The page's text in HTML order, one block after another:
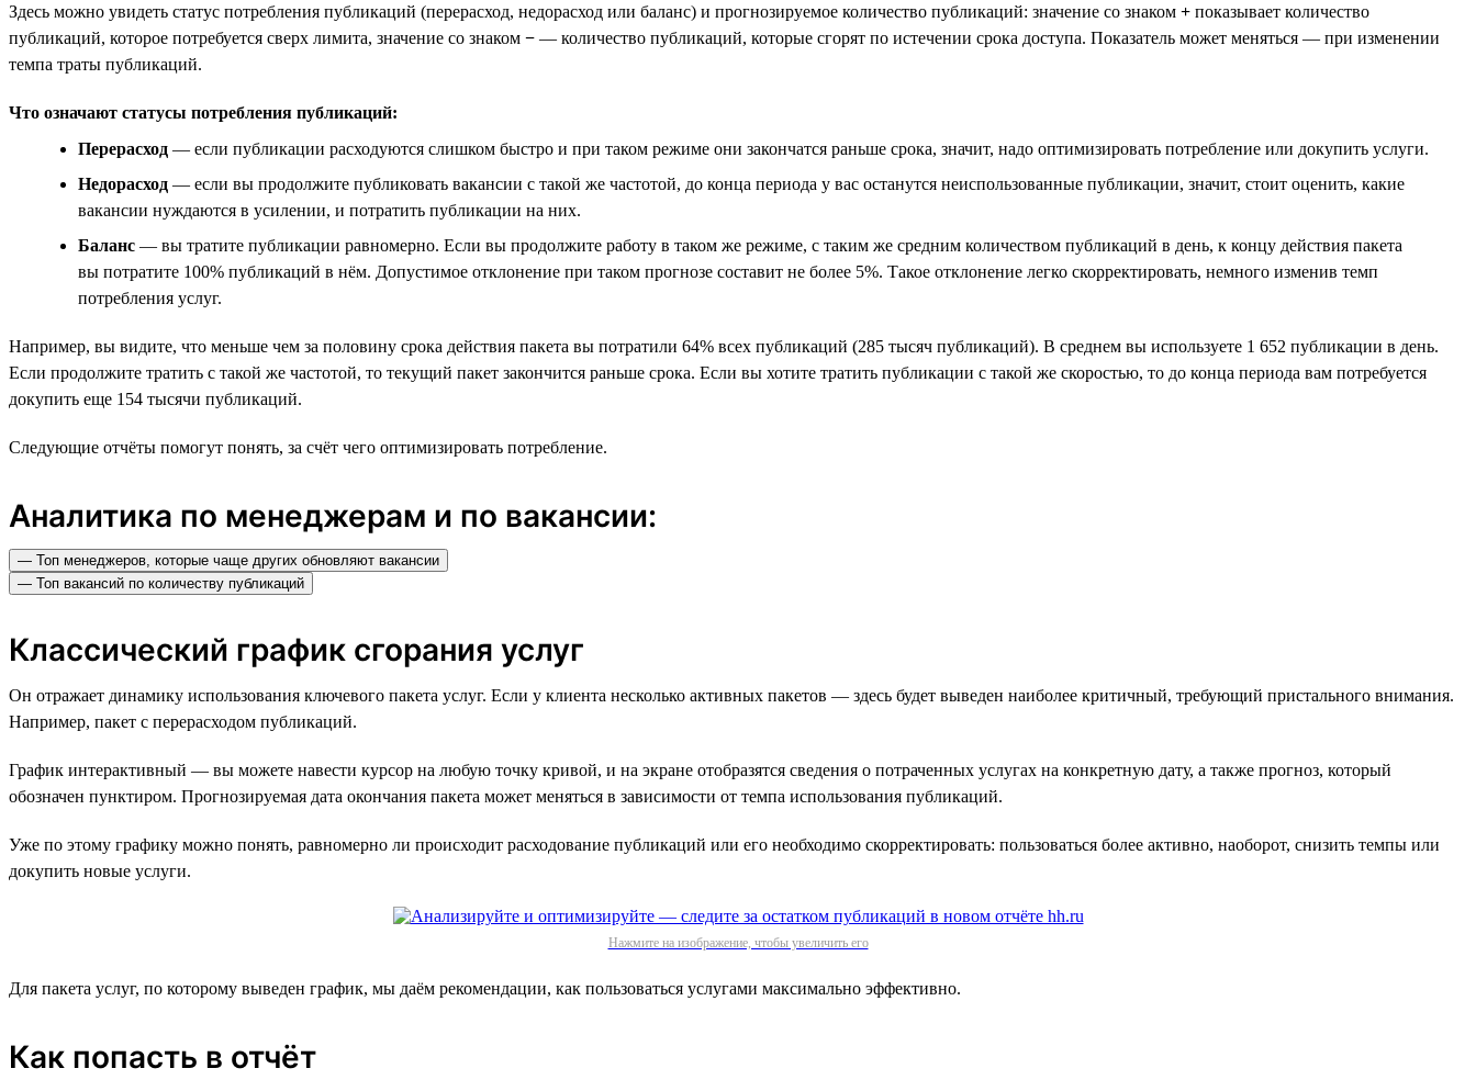
Здесь можно увидеть статус потребления публикаций (перерасход, недорасход или баланс) и прогнозируемое количество публикаций: значение со знаком + показывает количество
публикаций, которое потребуется сверх лимита, значение со знаком − — количество публикаций, которые сгорят по истечении срока доступа. Показатель может меняться — при изменении
темпа траты публикаций.
Что означают статусы потребления публикаций:
Перерасход — если публикации расходуются слишком быстро и при таком режиме они закончатся раньше срока, значит, надо оптимизировать потребление или докупить услуги.
Недорасход — если вы продолжите публиковать вакансии с такой же частотой, до конца периода у вас останутся неиспользованные публикации, значит, стоит оценить, какие
вакансии нуждаются в усилении, и потратить публикации на них.
Баланс — вы тратите публикации равномерно. Если вы продолжите работу в таком же режиме, с таким же средним количеством публикаций в день, к концу действия пакета
вы потратите 100% публикаций в нём. Допустимое отклонение при таком прогнозе составит не более 5%. Такое отклонение легко скорректировать, немного изменив темп
потребления услуг.
Например, вы видите, что меньше чем за половину срока действия пакета вы потратили 64% всех публикаций (285 тысяч публикаций). В среднем вы используете 1 652 публикации в день.
Если продолжите тратить с такой же частотой, то текущий пакет закончится раньше срока. Если вы хотите тратить публикации с такой же скоростью, то до конца периода вам потребуется
докупить еще 154 тысячи публикаций.
Следующие отчёты помогут понять, за счёт чего оптимизировать потребление.
Аналитика по менеджерам и по вакансии:
— Топ менеджеров, которые чаще других обновляют вакансии
— Топ вакансий по количеству публикаций
Классический график сгорания услуг
Он отражает динамику использования ключевого пакета услуг. Если у клиента несколько активных пакетов — здесь будет выведен наиболее критичный, требующий пристального внимания.
Например, пакет с перерасходом публикаций.
График интерактивный — вы можете навести курсор на любую точку кривой, и на экране отобразятся сведения о потраченных услугах на конкретную дату, а также прогноз, который
обозначен пунктиром. Прогнозируемая дата окончания пакета может меняться в зависимости от темпа использования публикаций.
Уже по этому графику можно понять, равномерно ли происходит расходование публикаций или его необходимо скорректировать: пользоваться более активно, наоборот, снизить темпы или
докупить новые услуги.
Нажмите на изображение, чтобы увеличить его
Для пакета услуг, по которому выведен график, мы даём рекомендации, как пользоваться услугами максимально эффективно.
Как попасть в отчёт